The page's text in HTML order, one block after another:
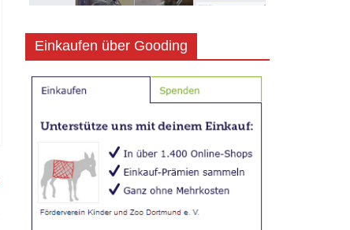
Einkaufen über Gooding